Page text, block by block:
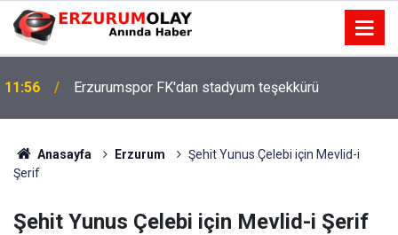
11:56 Erzurumspor FK'dan stadyum teşekkürü
Anasayfa Erzurum
Şehit Yunus Çelebi için Mevlid-i
Şerif
Şehit Yunus Çelebi için Mevlid-i Şerif